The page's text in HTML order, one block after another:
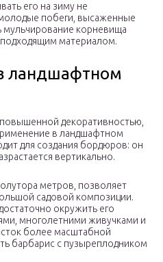
его на зиму не
побеги, высаженные
мульчирование корневища
материалом.
ландшафтном
декоративностью,
в ландшафтном
для создания бордюров: он
вертикально.
метров, позволяет
садовой композиции.
окружить его
многолетними живучками и
более масштабной
барбарис с пузыреплодником